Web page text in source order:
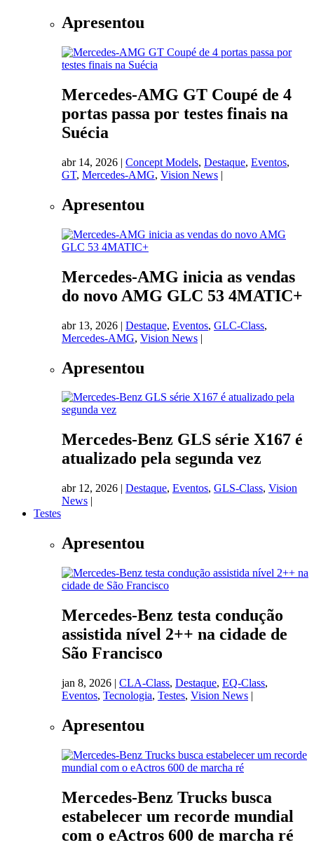
Apresentou
Mercedes-AMG GT Coupé de 4
portas passa por testes finais na
Suécia
abr 14, 2026 | Concept Models, Destaque, Eventos,
GT, Mercedes-AMG, Vision News |
Apresentou
Mercedes-AMG inicia as vendas
do novo AMG GLC 53 4MATIC+
abr 13, 2026 | Destaque, Eventos, GLC-Class,
Mercedes-AMG, Vision News |
Apresentou
Mercedes-Benz GLS série X167 é
atualizado pela segunda vez
abr 12, 2026 | Destaque, Eventos, GLS-Class, Vision
News |
Testes
Apresentou
Mercedes-Benz testa condução
assistida nível 2++ na cidade de
São Francisco
jan 8, 2026 | CLA-Class, Destaque, EQ-Class,
Eventos, Tecnologia, Testes, Vision News |
Apresentou
Mercedes-Benz Trucks busca
estabelecer um recorde mundial
com o eActros 600 de marcha ré